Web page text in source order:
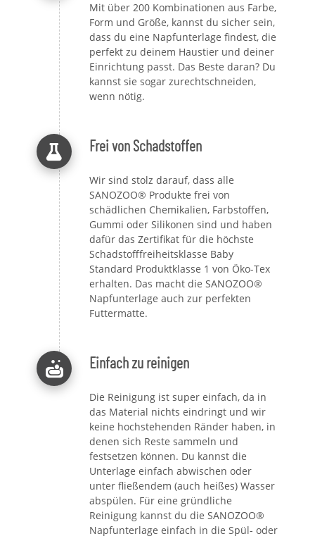
Mit über 200 Kombinationen aus Farbe,
Form und Größe, kannst du sicher sein,
dass du eine Napfunterlage findest, die
perfekt zu deinem Haustier und deiner
Einrichtung passt. Das Beste daran? Du
kannst sie sogar zurechtschneiden,
wenn nötig.
Frei von Schadstoffen
Wir sind stolz darauf, dass alle
SANOZOO® Produkte frei von
schädlichen Chemikalien, Farbstoffen,
Gummi oder Silikonen sind und haben
dafür das Zertifikat für die höchste
Schadstofffreiheitsklasse Baby
Standard Produktklasse 1 von Öko-Tex
erhalten. Das macht die SANOZOO®
Napfunterlage auch zur perfekten
Futtermatte.
Einfach zu reinigen
Die Reinigung ist super einfach, da in
das Material nichts eindringt und wir
keine hochstehenden Ränder haben, in
denen sich Reste sammeln und
festsetzen können. Du kannst die
Unterlage einfach abwischen oder
unter fließendem (auch heißes) Wasser
abspülen. Für eine gründliche
Reinigung kannst du die SANOZOO®
Napfunterlage einfach in die Spül- oder